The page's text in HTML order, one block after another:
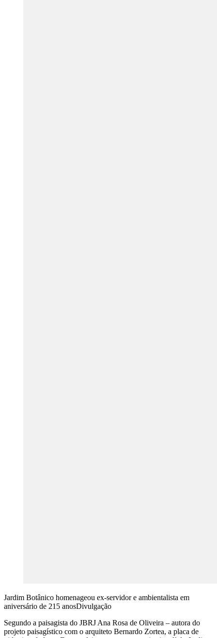
Jardim Botânico homenageou ex-servidor e ambientalista em
aniversário de 215 anosDivulgação
Segundo a paisagista do JBRJ Ana Rosa de Oliveira – autora do
projeto paisagístico com o arquiteto Bernardo Zortea, a placa de